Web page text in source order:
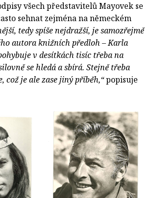
všech představitelů Mayovek se
sehnat zejména na německém
tedy spíše nejdražší, je samozřejmě
autora knižních předloh – Karla
v desítkách tisíc třeba na
se hledá a sbírá. Stejně třeba
což je ale zase jiný příběh,“popisuje